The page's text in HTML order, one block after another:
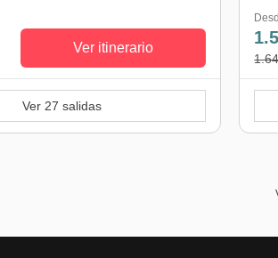
Ver itinerario
Ver 27 salidas